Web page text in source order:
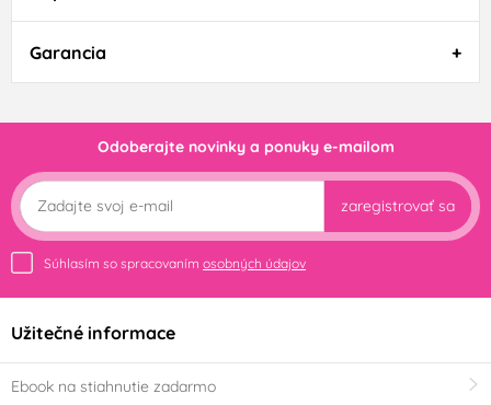
Garancia
Odoberajte novinky a ponuky e-mailom
zaregistrovať sa
Súhlasím so spracovaním osobných údajov
Užitečné informace
Ebook na stiahnutie zadarmo